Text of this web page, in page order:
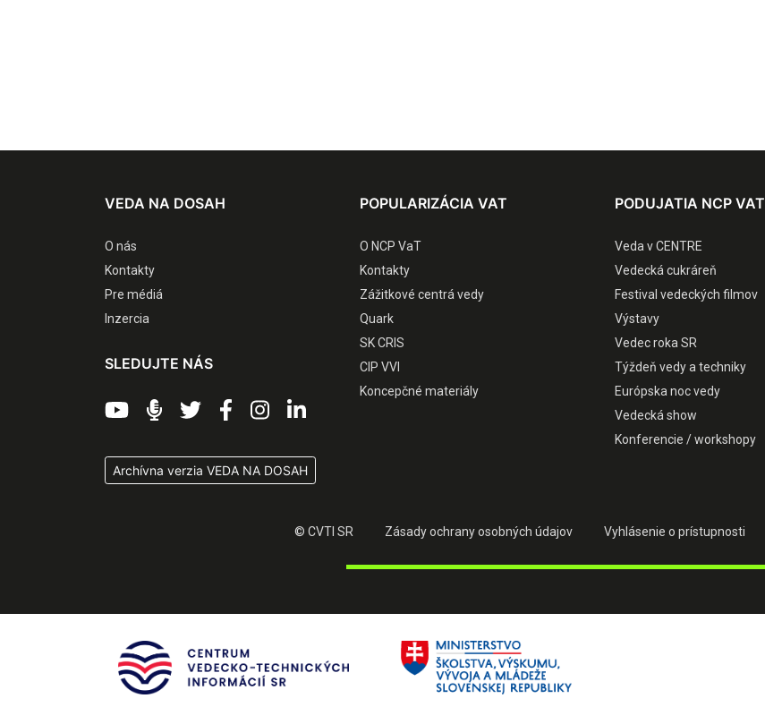
VEDA NA DOSAH
O nás
Kontakty
Pre médiá
Inzercia
SLEDUJTE NÁS
Archívna verzia VEDA NA DOSAH
POPULARIZÁCIA VAT
O NCP VaT
Kontakty
Zážitkové centrá vedy
Quark
SK CRIS
CIP VVI
Koncepčné materiály
PODUJATIA NCP VAT
Veda v CENTRE
Vedecká cukráreň
Festival vedeckých filmov
Výstavy
Vedec roka SR
Týždeň vedy a techniky
Európska noc vedy
Vedecká show
Konferencie / workshopy
© CVTI SR Zásady ochrany osobných údajov Vyhlásenie o prístupnosti